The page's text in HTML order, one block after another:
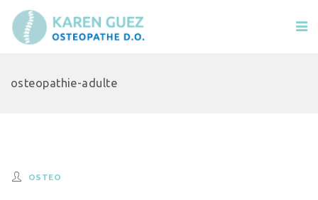
osteopathie-adulte
OSTEO